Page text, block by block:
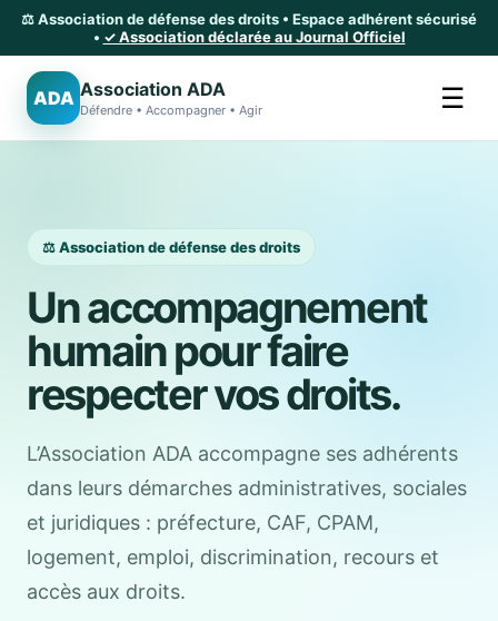
⚖️ Association de défense des droits • Espace adhérent sécurisé
• ✓ Association déclarée au Journal Officiel
ADA Association ADA
Défendre • Accompagner • Agir ☰
⚖️ Association de défense des droits
Un accompagnement
humain pour faire
respecter vos droits.
L’Association ADA accompagne ses adhérents
dans leurs démarches administratives, sociales
et juridiques : préfecture, CAF, CPAM,
logement, emploi, discrimination, recours et
accès aux droits.